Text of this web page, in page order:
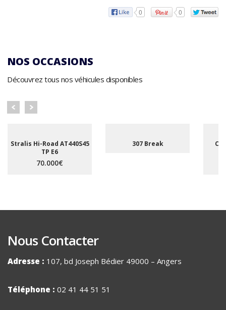
0 0
NOS OCCASIONS
Découvrez tous nos véhicules disponibles
Stralis Hi-Road AT440S45
TP E6
70.000€
307 Break
C5
Nous Contacter
Adresse : 107, bd Joseph Bédier 49000 – Angers
Téléphone : 02 41 44 51 51